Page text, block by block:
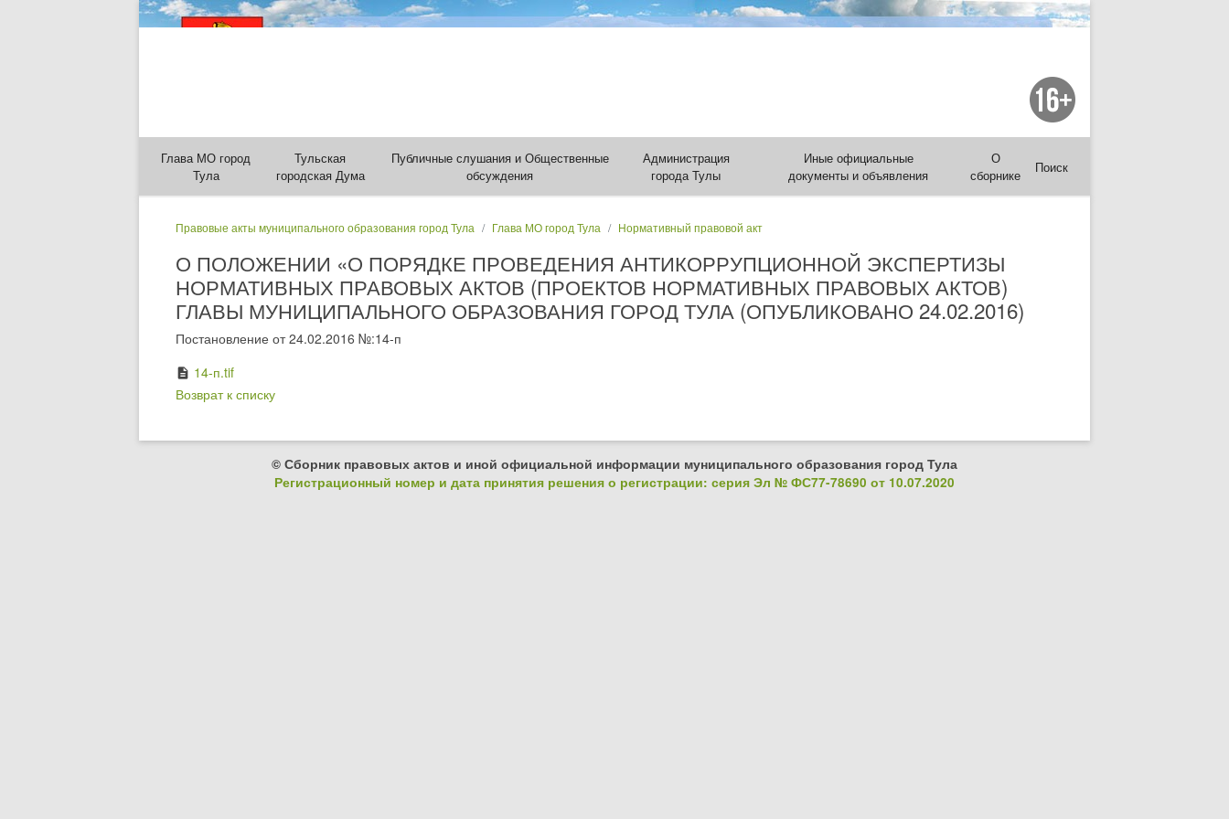
Глава МО город
Тула
Тульская
городская Дума
Публичные слушания и Общественные
обсуждения
Администрация
города Тулы
Иные официальные
документы и объявления
О
сборнике
Поиск
Правовые акты муниципального образования город Тула Глава МО город Тула Нормативный правовой акт
О ПОЛОЖЕНИИ «О ПОРЯДКЕ ПРОВЕДЕНИЯ АНТИКОРРУПЦИОННОЙ ЭКСПЕРТИЗЫ
НОРМАТИВНЫХ ПРАВОВЫХ АКТОВ (ПРОЕКТОВ НОРМАТИВНЫХ ПРАВОВЫХ АКТОВ)
ГЛАВЫ МУНИЦИПАЛЬНОГО ОБРАЗОВАНИЯ ГОРОД ТУЛА (ОПУБЛИКОВАНО 24.02.2016)
Постановление от 24.02.2016 №:14-п
description 14-п.tif
Возврат к списку
© Сборник правовых актов и иной официальной информации муниципального образования город Тула
Регистрационный номер и дата принятия решения о регистрации: серия Эл № ФС77-78690 от 10.07.2020